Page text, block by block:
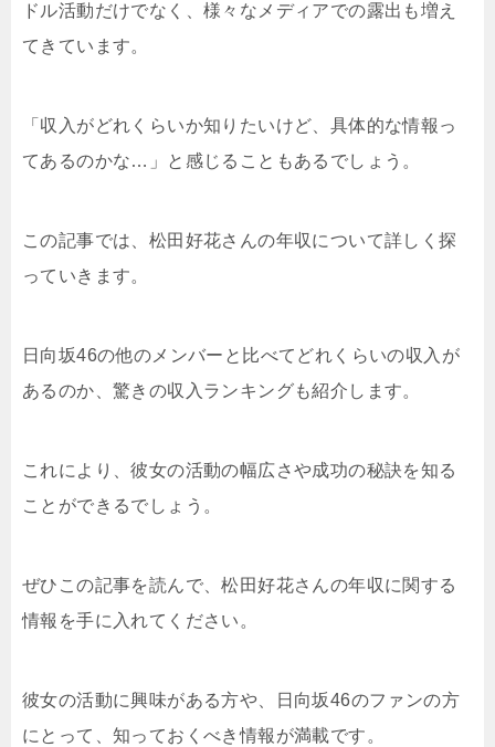
ドル活動だけでなく、様々なメディアでの露出も増え
てきています。
「収入がどれくらいか知りたいけど、具体的な情報っ
てあるのかな…」と感じることもあるでしょう。
この記事では、松田好花さんの年収について詳しく探
っていきます。
日向坂46の他のメンバーと比べてどれくらいの収入が
あるのか、驚きの収入ランキングも紹介します。
これにより、彼女の活動の幅広さや成功の秘訣を知る
ことができるでしょう。
ぜひこの記事を読んで、松田好花さんの年収に関する
情報を手に入れてください。
彼女の活動に興味がある方や、日向坂46のファンの方
にとって、知っておくべき情報が満載です。